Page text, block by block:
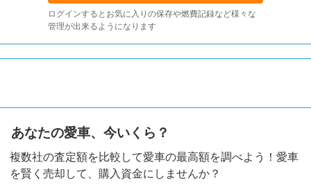
ログインするとお気に入りの保存や燃費記録など様々な
管理が出来るようになります
あなたの愛車、今いくら？
複数社の査定額を比較して愛車の最高額を調べよう！愛車
を賢く売却して、購入資金にしませんか？